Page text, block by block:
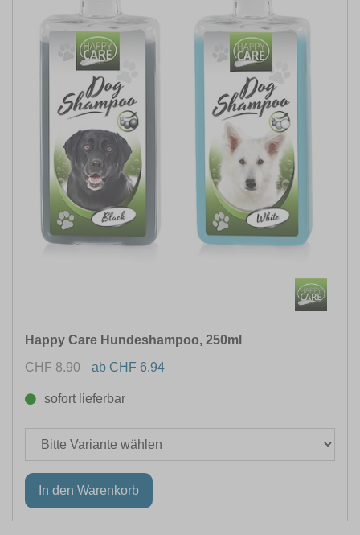
Happy Care Hundeshampoo, 250ml
CHF 8.90
ab CHF 6.94
sofort lieferbar